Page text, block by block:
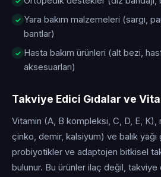
Yara bakım malzemeleri (sargı,
bantlar)
Hasta bakım ürünleri (alt bezi,
aksesuarları)
Takviye Edici Gıdalar ve
Vitamin (A, B kompleksi, C, D, E, K),
çinko, demir, kalsiyum) ve balık
probiyotikler ve adaptojen bitkisel
bulunur. Bu ürünler ilaç değil, takviye